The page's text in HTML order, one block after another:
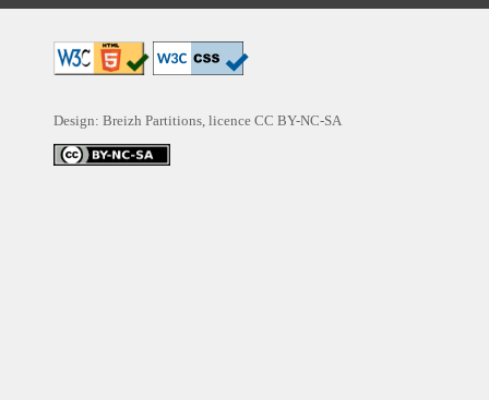
Design: Breizh Partitions, licence CC BY-NC-SA